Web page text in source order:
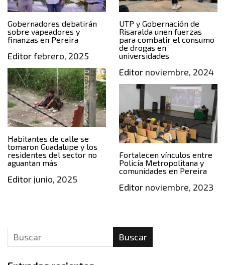
Gobernadores debatirán
sobre vapeadores y
finanzas en Pereira
Editorfebrero, 2025
UTP y Gobernación de
Risaralda unen fuerzas
para combatir el consumo
de drogas en
universidades
Editornoviembre, 2024
Habitantes de calle se
tomaron Guadalupe y los
residentes del sector no
aguantan más
Editor junio, 2025
Fortalecen vínculos entre
Policía Metropolitana y
comunidades en Pereira
Editornoviembre, 2023
Buscar